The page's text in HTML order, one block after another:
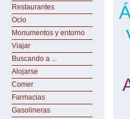
Restaurantes
Ocio
Monumentos y entorno
Viajar
Buscando a ...
Alojarse
Comer
Farmacias
Gasolineras